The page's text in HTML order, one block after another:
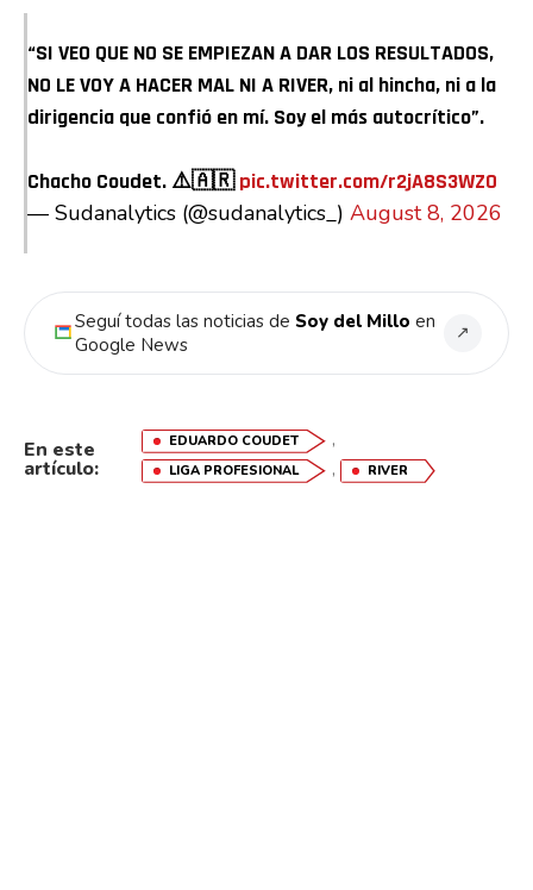
“SI VEO QUE NO SE EMPIEZAN A DAR LOS RESULTADOS,
NO LE VOY A HACER MAL NI A RIVER, ni al hincha, ni a la
dirigencia que confió en mí. Soy el más autocrítico”.
Chacho Coudet. ⚠️🇦🇷pic.twitter.com/r2jA8S3WZO
— Sudanalytics (@sudanalytics_) August 8, 2026
Seguí todas las noticias de Soy del Millo en
Google News
↗
En este
artículo:
EDUARDO COUDET ,
LIGA PROFESIONAL , RIVER